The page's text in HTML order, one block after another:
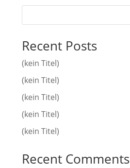
Recent Posts
(kein Titel)
(kein Titel)
(kein Titel)
(kein Titel)
(kein Titel)
Recent Comments